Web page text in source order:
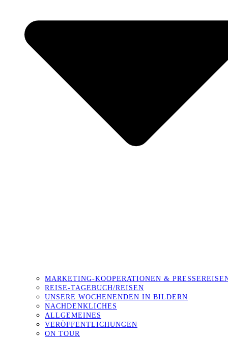
MARKETING-KOOPERATIONEN &
REISE-TAGEBUCH/REISEN
UNSERE WOCHENENDEN IN BILDERN
NACHDENKLICHES
ALLGEMEINES
VERÖFFENTLICHUNGEN
ON TOUR